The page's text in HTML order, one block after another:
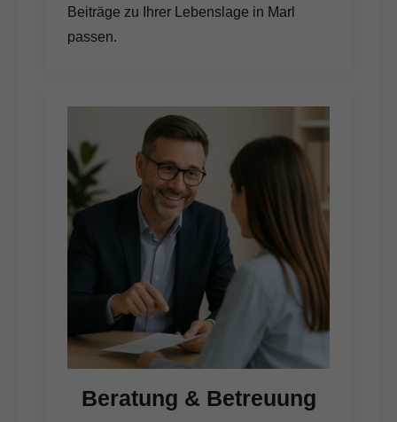
Beiträge zu Ihrer Lebenslage in Marl
passen.
Beratung & Betreuung